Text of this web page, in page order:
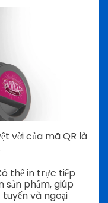
vời của mã QR là
thể in trực tiếp
phẩm, giúp
và ngoại